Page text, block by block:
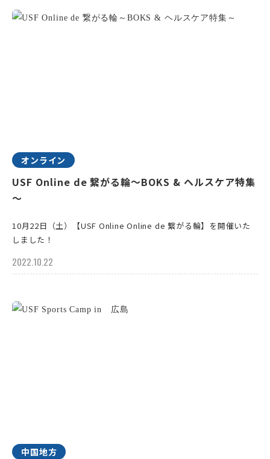
オンライン
USF Online de 繋がる輪～BOKS & ヘルスケア特集
～
10月22日（土）【USF Online Online de 繋がる輪】を開催いた
しました！
2022.10.22
中国地方